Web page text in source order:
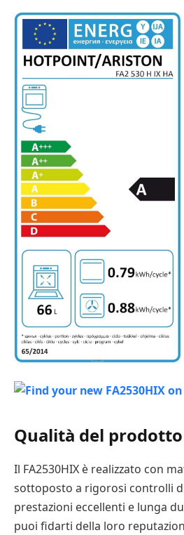
Qualità del prodotto
Il FA2530HIX è realizzato con
sottoposto a rigorosi controlli
prestazioni eccellenti e lunga
puoi fidarti della loro